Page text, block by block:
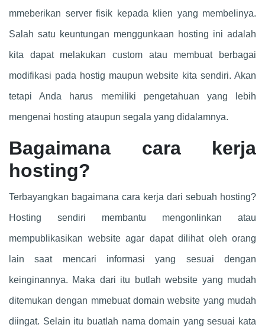
mmeberikan server fisik kepada klien yang membelinya.
Salah satu keuntungan menggunkaan hosting ini adalah
kita dapat melakukan custom atau membuat berbagai
modifikasi pada hostig maupun website kita sendiri. Akan
tetapi Anda harus memiliki pengetahuan yang lebih
mengenai hosting ataupun segala yang didalamnya.
Bagaimana cara kerja
hosting?
Terbayangkan bagaimana cara kerja dari sebuah hosting?
Hosting sendiri membantu mengonlinkan atau
mempublikasikan website agar dapat dilihat oleh orang
lain saat mencari informasi yang sesuai dengan
keinginannya. Maka dari itu butlah website yang mudah
ditemukan dengan mmebuat domain website yang mudah
diingat. Selain itu buatlah nama domain yang sesuai kata